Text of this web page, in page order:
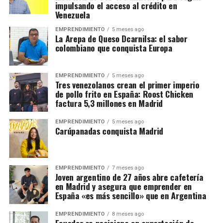
impulsando el acceso al crédito en
Venezuela
EMPRENDIMIENTO 5 meses ago
La Arepa de Queso Dcarnilsa: el sabor
colombiano que conquista Europa
EMPRENDIMIENTO 5 meses ago
Tres venezolanos crean el primer imperio
de pollo frito en España: Roost Chicken
factura 5,3 millones en Madrid
EMPRENDIMIENTO 5 meses ago
Carúpanadas conquista Madrid
EMPRENDIMIENTO 7 meses ago
Joven argentino de 27 años abre cafetería
en Madrid y asegura que emprender en
España «es más sencillo» que en Argentina
EMPRENDIMIENTO 8 meses ago